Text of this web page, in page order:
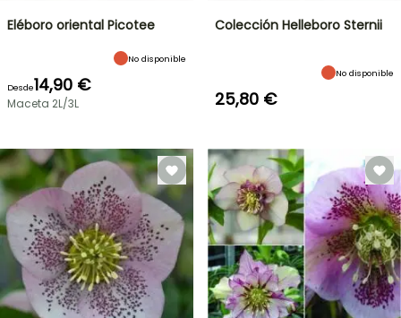
Eléboro oriental Picotee
No disponible
Desde14,90 €
Maceta 2L/3L
Colección Helleboro Sternii
No disponible
25,80 €